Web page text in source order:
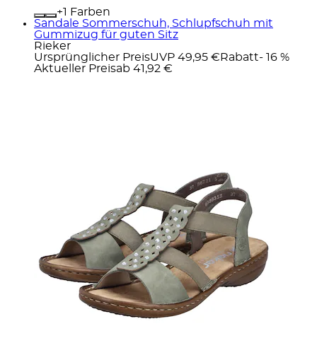
+
Farben
Sandale Sommerschuh, Schlupfschuh mit
Gummizug für guten Sitz
Rieker
Ursprünglicher PreisUVP 49,95 € Rabatt- 16 %
Aktueller Preisab 41,92 €